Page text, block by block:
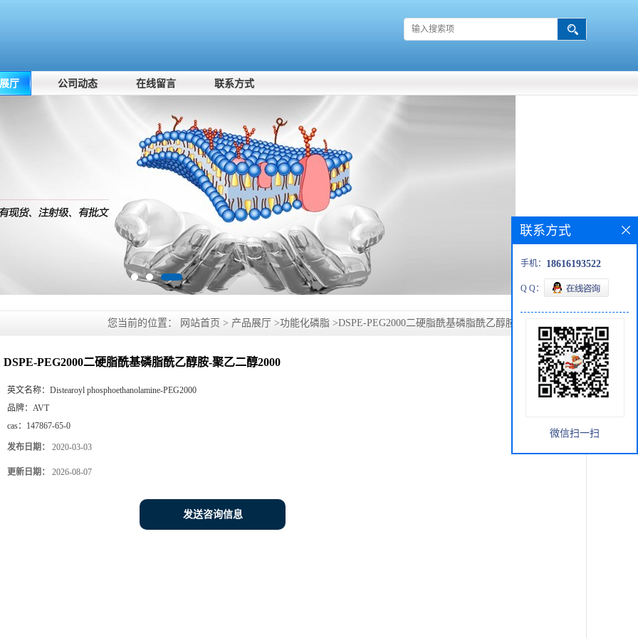
厅 公司动态 在线留言 联系方式
您当前的位置： 网站首页 > 产品展厅 >功能化磷脂 >DSPE-PEG2000二硬脂酰基磷脂酰乙醇胺-聚乙二醇2000
DSPE-PEG2000二硬脂酰基磷脂酰乙醇胺-聚乙二醇2000
英文名称： Distearoyl phosphoethanolamine-PEG2000
品牌： AVT
cas： 147867-65-0
发布日期： 2020-03-03
更新日期： 2026-08-07
发送咨询信息
联系方式
手机： 18616193522
Q Q：
微信扫一扫